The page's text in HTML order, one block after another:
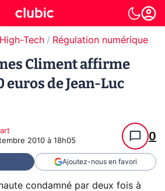
Tech Régulation numérique
Climent affirme
euros de Jean-Luc
2010 à 18h05 0
Ajoutez-nous en favori
condamné par deux fois à